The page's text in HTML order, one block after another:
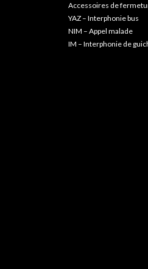
Accessoires de
YAZ – Interphonie bus
NIM – Appel malade
IM – Interphonie de